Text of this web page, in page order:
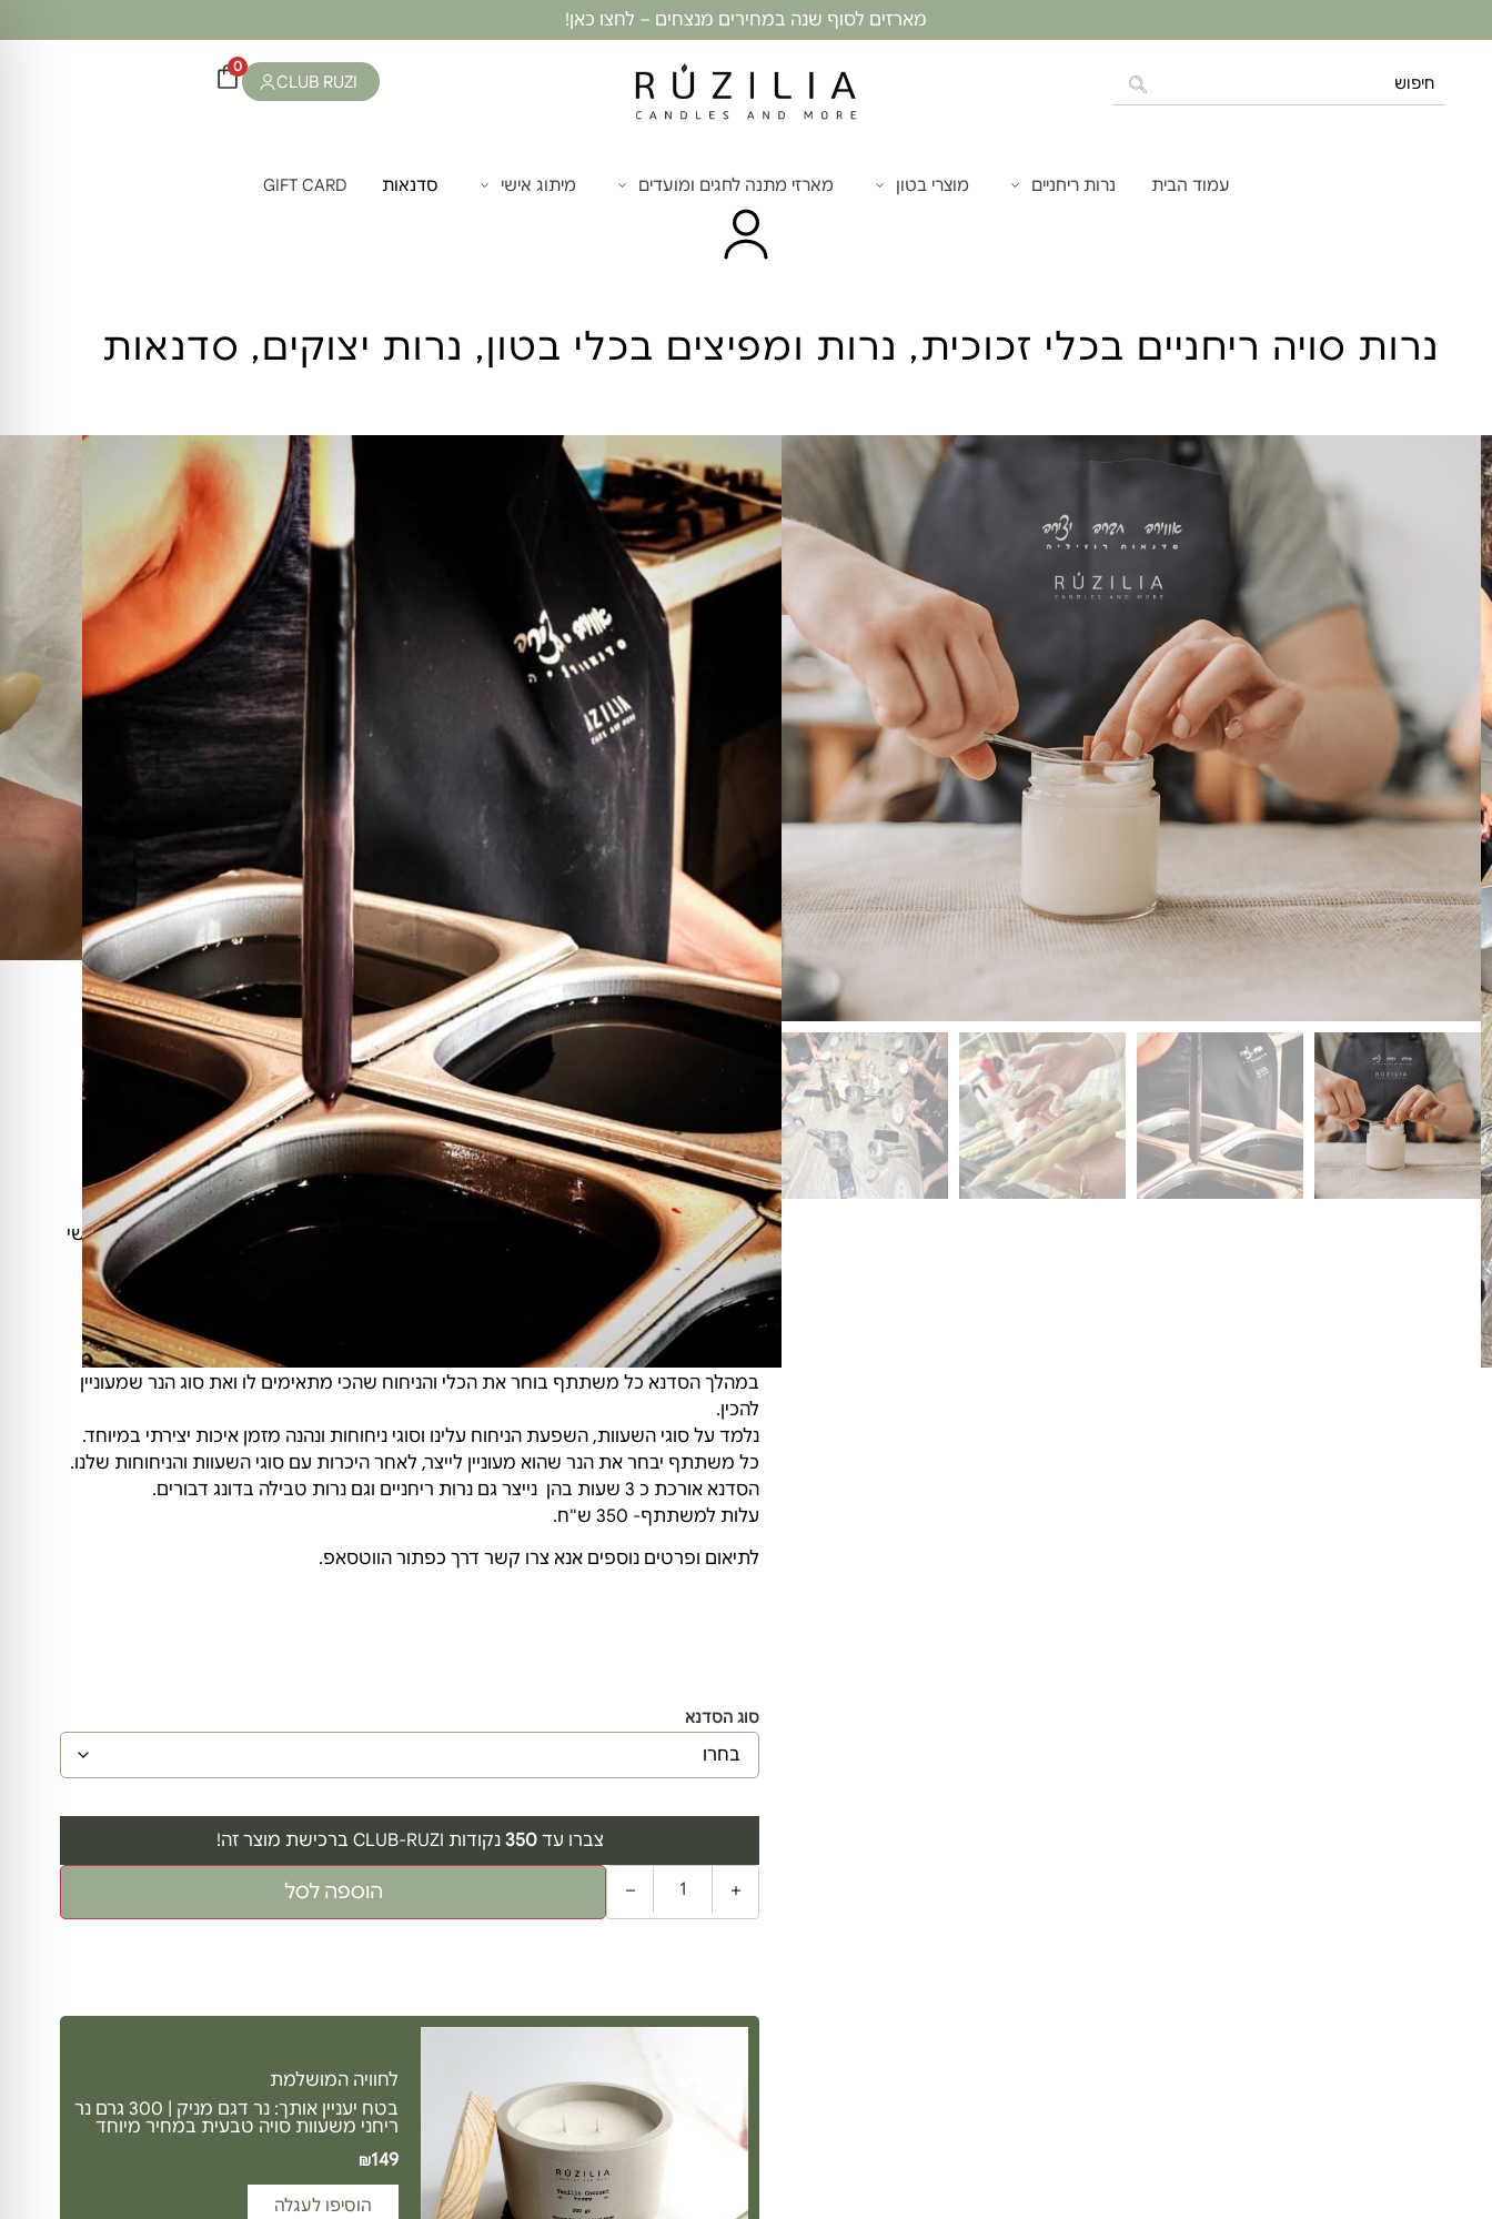
מארזים לסוף שנה במחירים מנצחים – לחצו כאן!
CLUB RUZI
0
עמוד הבית נרות ריחניים מוצרי בטון מארזי מתנה לחגים ומועדים מיתוג אישי סדנאות GIFT CARD
נרות סויה ריחניים בכלי זכוכית, נרות ומפיצים בכלי בטון, נרות יצוקים, סדנאות
סדנת הכנת נרות- חוויה יצירתית
ומרגיעה.
₪100
–
350
תצטרפו אלינו לרגע של בריחה מהשגרה וזמן יצירה לעצמכם.
מחפשים סדנת נרות מיוחדת, חוויתית ומעשירה?
אצלינו בסטודיו RUZILIA במושב בן שמן תכירו מקרוב את עולם הנרות הטבעיים ותתנסו
ביצירה מעשית של נרות בעבודת יד.
במהלך הסדנא נלמד על סוגי השעוות השונים, נכיר את מגוון הניחוחות ונבין כיצד ריחות
משפיעים על מצב הרוח והאווירה בבית.
נבין את ההבדלים בין נרות טבעיים לנרות סינטטים, ונבין איך בוחרים נר איכותי ובטוח לשימוש.
הסדנאות מתאימות לימי גיבוש, ימי הולדת, גיבוש עובדים, קבוצות חברים ולכל מי שאוהב
יצירה, עיצוב וריחות טובים.
מינימום משתתפים לסדנא- 4 משתתפים.
אפשרויות הסדנאות שלנו:
1. סדנא מקוצרת- הכנת נר סויה ריחני
כל משתתף יכין נר ריחני אישי משעוות סויה טבעית בניחוח לבחירתו בנוסף ליסודות הכנת
משך הסדנא- כשעה / שעה וחצי.
2. סדנא מקוצרת- הכנת נרות יצוקים
נכיר את עולם דונג הדבורים הטבעי ונתנסה בהכנת נרות יצוקים בטבילה (נרות שבת, נרות
גבוהים, נרות חינה, נרות מטפטפים)
הסדנא משלבת עבודה מעשית עם הדונג וכל משתתף מכין מגוון נרות בהתאם להספק האישי
שלו.
משך הסדנא- כשעה / שעה וחצי.
עלות למשתתף- 100 ש"ח.
במהלך הסדנא כל משתתף בוחר את הכלי והניחוח שהכי מתאימים לו ואת סוג הנר שמעוניין
להכין.
נלמד על סוגי השעוות, השפעת הניחוח עלינו וסוגי ניחוחות ונהנה מזמן איכות יצירתי במיוחד.
כל משתתף יבחר את הנר שהוא מעוניין לייצר, לאחר היכרות עם סוגי השעוות והניחוחות שלנו.
הסדנא אורכת כ 3 שעות בהן נייצר גם נרות ריחניים וגם נרות טבילה בדונג דבורים.
עלות למשתתף- 350 ש"ח.
לתיאום ופרטים נוספים אנא צרו קשר דרך כפתור הווטסאפ.
סוג הסדנא
צברו עד350 נקודות CLUB-RUZI ברכישת מוצר זה!
− + הוספה לסל
לחוויה המושלמת
בטח יעניין אותך: נר דגם מניק | 300 גרם נר
ריחני משעוות סויה טבעית במחיר מיוחד
₪149
הוסיפו לעגלה